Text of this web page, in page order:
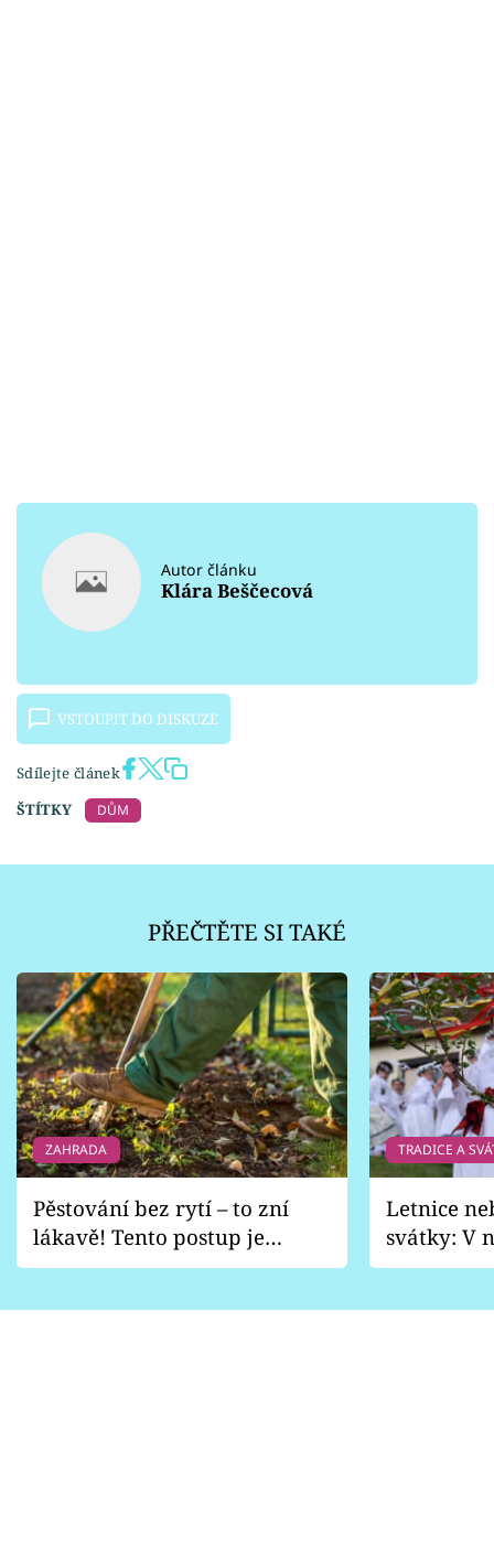
Autor článku
Klára Beščecová
VSTOUPIT DO DISKUZE
Sdílejte článek
ŠTÍTKY
DŮM
PŘEČTĚTE SI TAKÉ
ZAHRADA
Pěstování bez rytí – to zní
lákavě! Tento postup je
vhodný jen pro některé
TRADICE A
Letnice
svátky: V
pondělí